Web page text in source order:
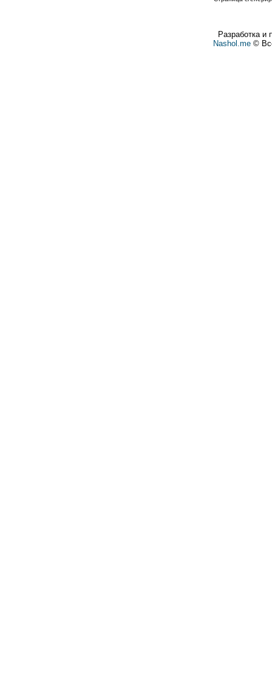
Разработка и
Nashol.me©